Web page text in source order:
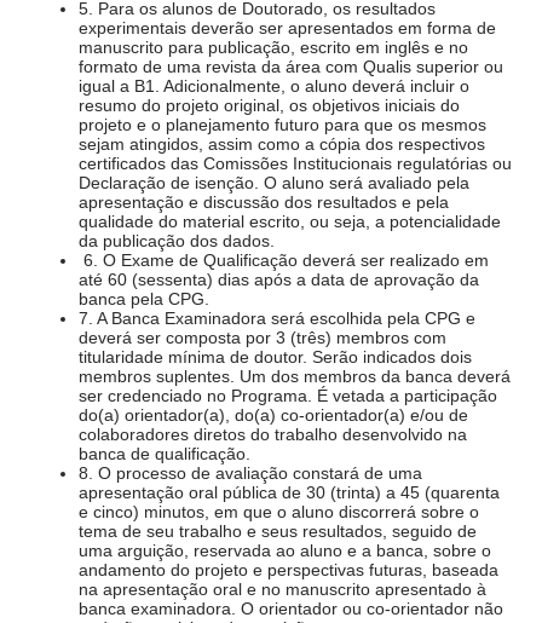
5. Para os alunos de Doutorado, os resultados
experimentais deverão ser apresentados em forma de
manuscrito para publicação, escrito em inglês e no
formato de uma revista da área com Qualis superior ou
igual a B1. Adicionalmente, o aluno deverá incluir o
resumo do projeto original, os objetivos iniciais do
projeto e o planejamento futuro para que os mesmos
sejam atingidos, assim como a cópia dos respectivos
certificados das Comissões Institucionais regulatórias ou
Declaração de isenção. O aluno será avaliado pela
apresentação e discussão dos resultados e pela
qualidade do material escrito, ou seja, a potencialidade
da publicação dos dados.
6. O Exame de Qualificação deverá ser realizado em
até 60 (sessenta) dias após a data de aprovação da
banca pela CPG.
7. A Banca Examinadora será escolhida pela CPG e
deverá ser composta por 3 (três) membros com
titularidade mínima de doutor. Serão indicados dois
membros suplentes. Um dos membros da banca deverá
ser credenciado no Programa. É vetada a participação
do(a) orientador(a), do(a) co-orientador(a) e/ou de
colaboradores diretos do trabalho desenvolvido na
banca de qualificação.
8. O processo de avaliação constará de uma
apresentação oral pública de 30 (trinta) a 45 (quarenta
e cinco) minutos, em que o aluno discorrerá sobre o
tema de seu trabalho e seus resultados, seguido de
uma arguição, reservada ao aluno e a banca, sobre o
andamento do projeto e perspectivas futuras, baseada
na apresentação oral e no manuscrito apresentado à
banca examinadora. O orientador ou co-orientador não